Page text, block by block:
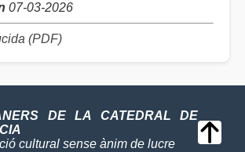
07-03-2026
(PDF)
DE LA CATEDRAL DE
cultural sense ànim de lucre